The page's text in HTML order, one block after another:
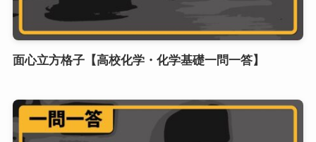
面心立方格子【高校化学・化学基礎一問一答】